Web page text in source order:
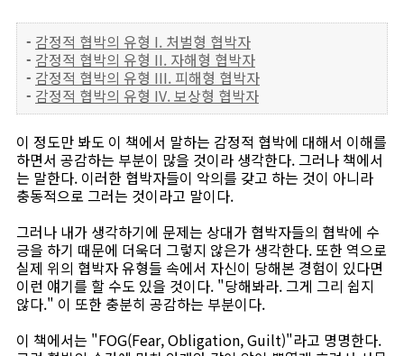
- 감정적 협박의 유형 I. 처벌형 협박자
- 감정적 협박의 유형 II. 자해형 협박자
- 감정적 협박의 유형 III. 피해형 협박자
- 감정적 협박의 유형 IV. 보상형 협박자
이 정도만 봐도 이 책에서 말하는 감정적 협박에 대해서 이해를
하면서 공감하는 부분이 많을 것이라 생각한다. 그러나 책에서
는 말한다. 이러한 협박자들이 악의를 갖고 하는 것이 아니라
충동적으로 그러는 것이라고 말이다.
그러나 내가 생각하기에 문제는 상대가 협박자들의 협박에 수
긍을 하기 때문에 더욱더 그렇지 않은가 생각한다. 또한 역으로
실제 위의 협박자 유형들 속에서 자신이 당해본 경험이 있다면
이런 얘기를 할 수도 있을 것이다. "당해봐라. 그게 그리 쉽지
않다." 이 또한 충분히 공감하는 부분이다.
이 책에서는 "FOG(Fear, Obligation, Guilt)"라고 명명한다.